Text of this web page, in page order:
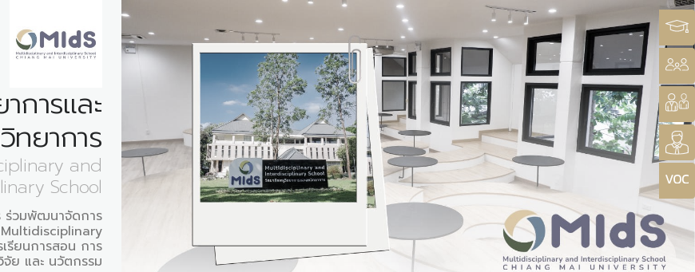
การและ
ทยาการ
and
School
ร่วมพัฒนาจัดการ
ยนการสอน การ
จัย และ นวัตกรรม